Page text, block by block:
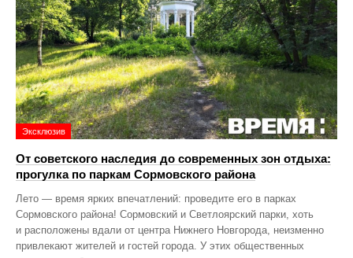
Эксклюзив
От советского наследия до современных зон отдыха:
прогулка по паркам Сормовского района
Лето — время ярких впечатлений: проведите его в парках
Сормовского района! Сормовский и Светлоярский парки, хоть
и расположены вдали от центра Нижнего Новгорода, неизменно
привлекают жителей и гостей города. У этих общественных